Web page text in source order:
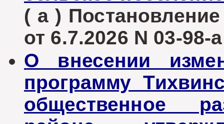
( а )
от 6.7.2026 N 03-98-а
О внесении
программу
общественное